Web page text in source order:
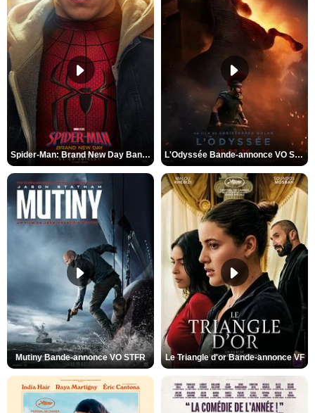
Spider-Man: Brand New Day Bande-annonce VO STFR L'Odyssée Bande-annonce VO STFR
Mutiny Bande-annonce VO STFR Le Triangle d'or Bande-annonce VF